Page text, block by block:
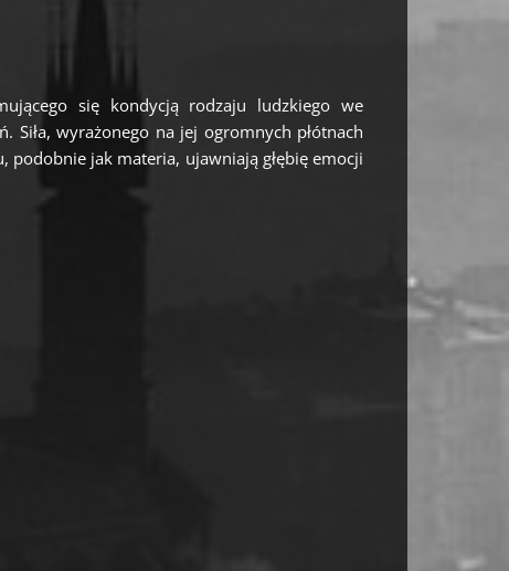
się kondycją rodzaju ludzkiego we
Siła, wyrażonego na jej ogromnych płótnach
podobnie jak materia, ujawniają głębię emocji